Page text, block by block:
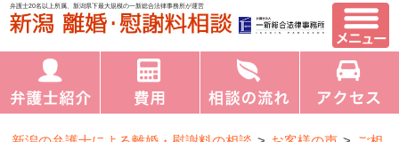
弁護士20名以上所属、新潟県下最大規模の一新総合法律事務所が運営